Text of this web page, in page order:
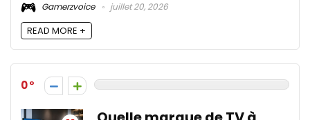
Gamerzvoice
juillet 20, 2026
READ MORE +
0